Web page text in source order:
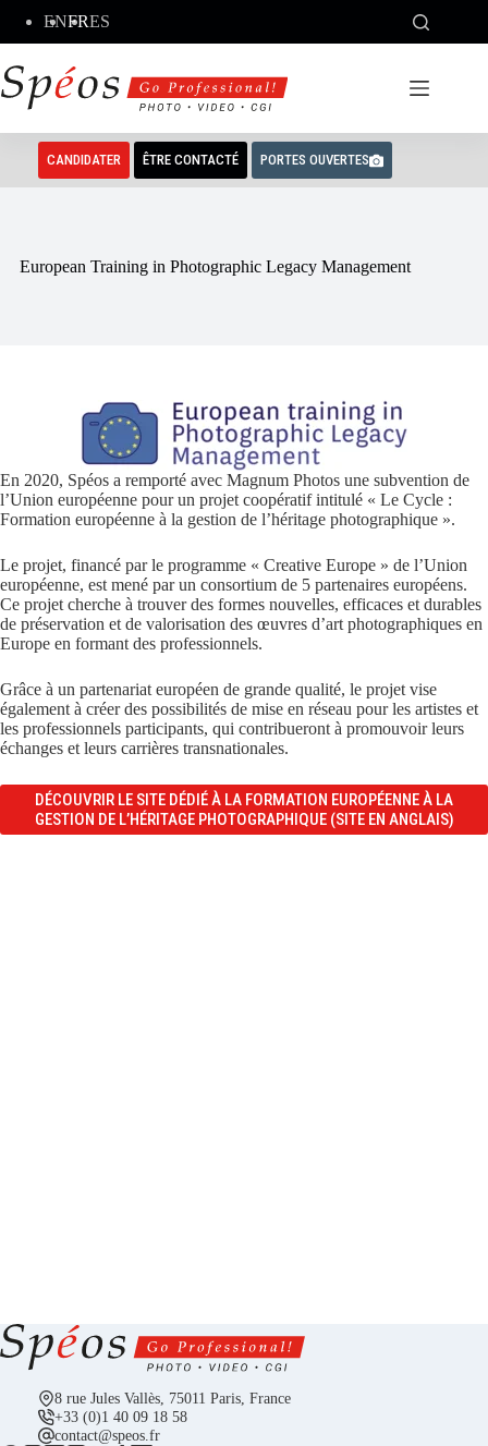
contenu
ENFRES
CANDIDATER ÊTRE CONTACTÉ PORTES OUVERTES
European Training in Photographic Legacy Management
En 2020, Spéos a remporté avec Magnum Photos une subvention de
l’Union européenne pour un projet coopératif intitulé « Le Cycle :
Formation européenne à la gestion de l’héritage photographique ».
Le projet, financé par le programme « Creative Europe » de l’Union
européenne, est mené par un consortium de 5 partenaires européens.
Ce projet cherche à trouver des formes nouvelles, efficaces et durables
de préservation et de valorisation des œuvres d’art photographiques en
Europe en formant des professionnels.
Grâce à un partenariat européen de grande qualité, le projet vise
également à créer des possibilités de mise en réseau pour les artistes et
les professionnels participants, qui contribueront à promouvoir leurs
échanges et leurs carrières transnationales.
DÉCOUVRIR LE SITE DÉDIÉ À LA FORMATION EUROPÉENNE À LA
GESTION DE L’HÉRITAGE PHOTOGRAPHIQUE (SITE EN ANGLAIS)
8 rue Jules Vallès, 75011 Paris, France
+33 (0)1 40 09 18 58
contact@speos.fr